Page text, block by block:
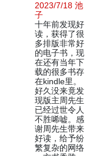
2023/7/18 池
子
十年前发现好
读，获得了很
多排版非常好
的电子书，现
在还有当年下
载的很多书存
在kindle里。
好久没来竟发
现版主周先生
已经过世令人
不胜唏嘘。感
谢周先生带来
好读，给予纷
繁复杂的网络